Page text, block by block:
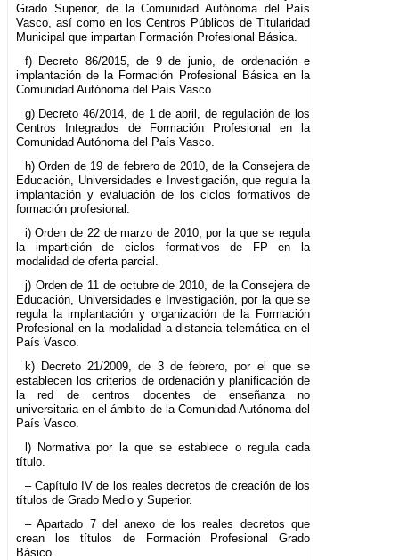
Grado Superior, de la Comunidad Autónoma del País
Vasco, así como en los Centros Públicos de Titularidad
Municipal que impartan Formación Profesional Básica.
f) Decreto 86/2015, de 9 de junio, de ordenación e
implantación de la Formación Profesional Básica en la
Comunidad Autónoma del País Vasco.
g) Decreto 46/2014, de 1 de abril, de regulación de los
Centros Integrados de Formación Profesional en la
Comunidad Autónoma del País Vasco.
h) Orden de 19 de febrero de 2010, de la Consejera de
Educación, Universidades e Investigación, que regula la
implantación y evaluación de los ciclos formativos de
formación profesional.
i) Orden de 22 de marzo de 2010, por la que se regula
la impartición de ciclos formativos de FP en la
modalidad de oferta parcial.
j) Orden de 11 de octubre de 2010, de la Consejera de
Educación, Universidades e Investigación, por la que se
regula la implantación y organización de la Formación
Profesional en la modalidad a distancia telemática en el
País Vasco.
k) Decreto 21/2009, de 3 de febrero, por el que se
establecen los criterios de ordenación y planificación de
la red de centros docentes de enseñanza no
universitaria en el ámbito de la Comunidad Autónoma del
País Vasco.
l) Normativa por la que se establece o regula cada
título.
– Capítulo IV de los reales decretos de creación de los
títulos de Grado Medio y Superior.
– Apartado 7 del anexo de los reales decretos que
crean los títulos de Formación Profesional Grado
Básico.